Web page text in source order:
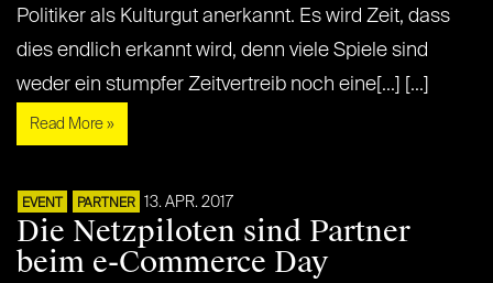
Politiker als Kulturgut anerkannt. Es wird Zeit, dass
dies endlich erkannt wird, denn viele Spiele sind
weder ein stumpfer Zeitvertreib noch eine[...] [...]
Read More »
EVENT PARTNER 13. APR. 2017
Die Netzpiloten sind Partner
beim e-Commerce Day